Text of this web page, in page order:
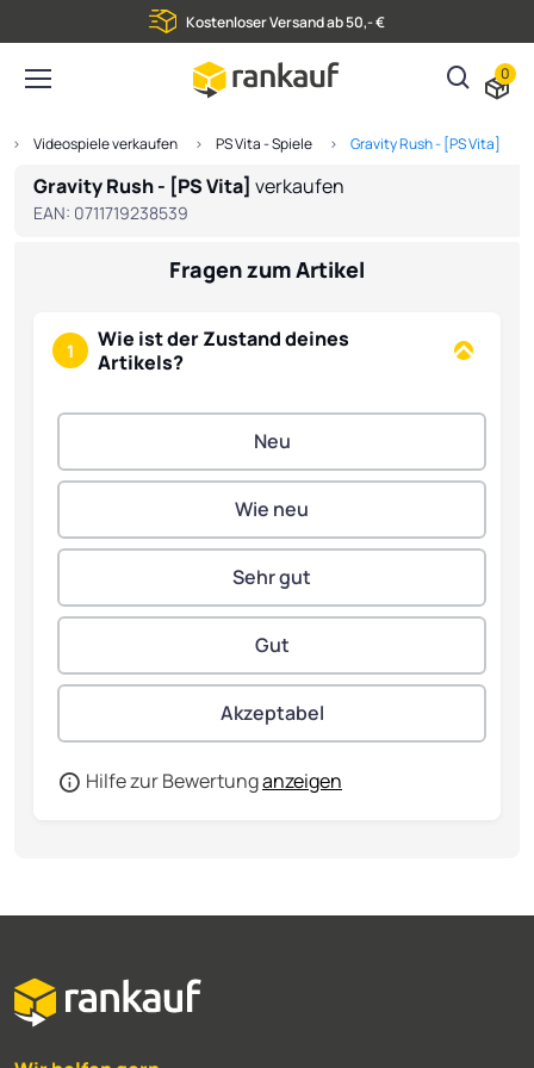
Kostenloser Versand ab 50,- €
0
Videospiele verkaufen PS Vita - Spiele Gravity Rush - [PS Vita]
Gravity Rush - [PS Vita] verkaufen
EAN: 0711719238539
Fragen zum Artikel
1
Wie ist der Zustand deines
Artikels?
Hilfe zur Bewertunganzeigen